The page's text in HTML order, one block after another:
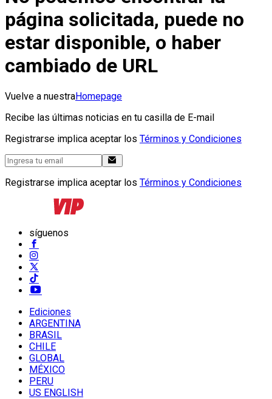
página solicitada, puede no
estar disponible, o haber
cambiado de URL
Vuelve a nuestraHomepage
Recibe las últimas noticias en tu casilla de E-mail
Registrarse implica aceptar los Términos y Condiciones
Registrarse implica aceptar los Términos y Condiciones
síguenos
Ediciones
ARGENTINA
BRASIL
CHILE
GLOBAL
MÉXICO
PERU
US ENGLISH